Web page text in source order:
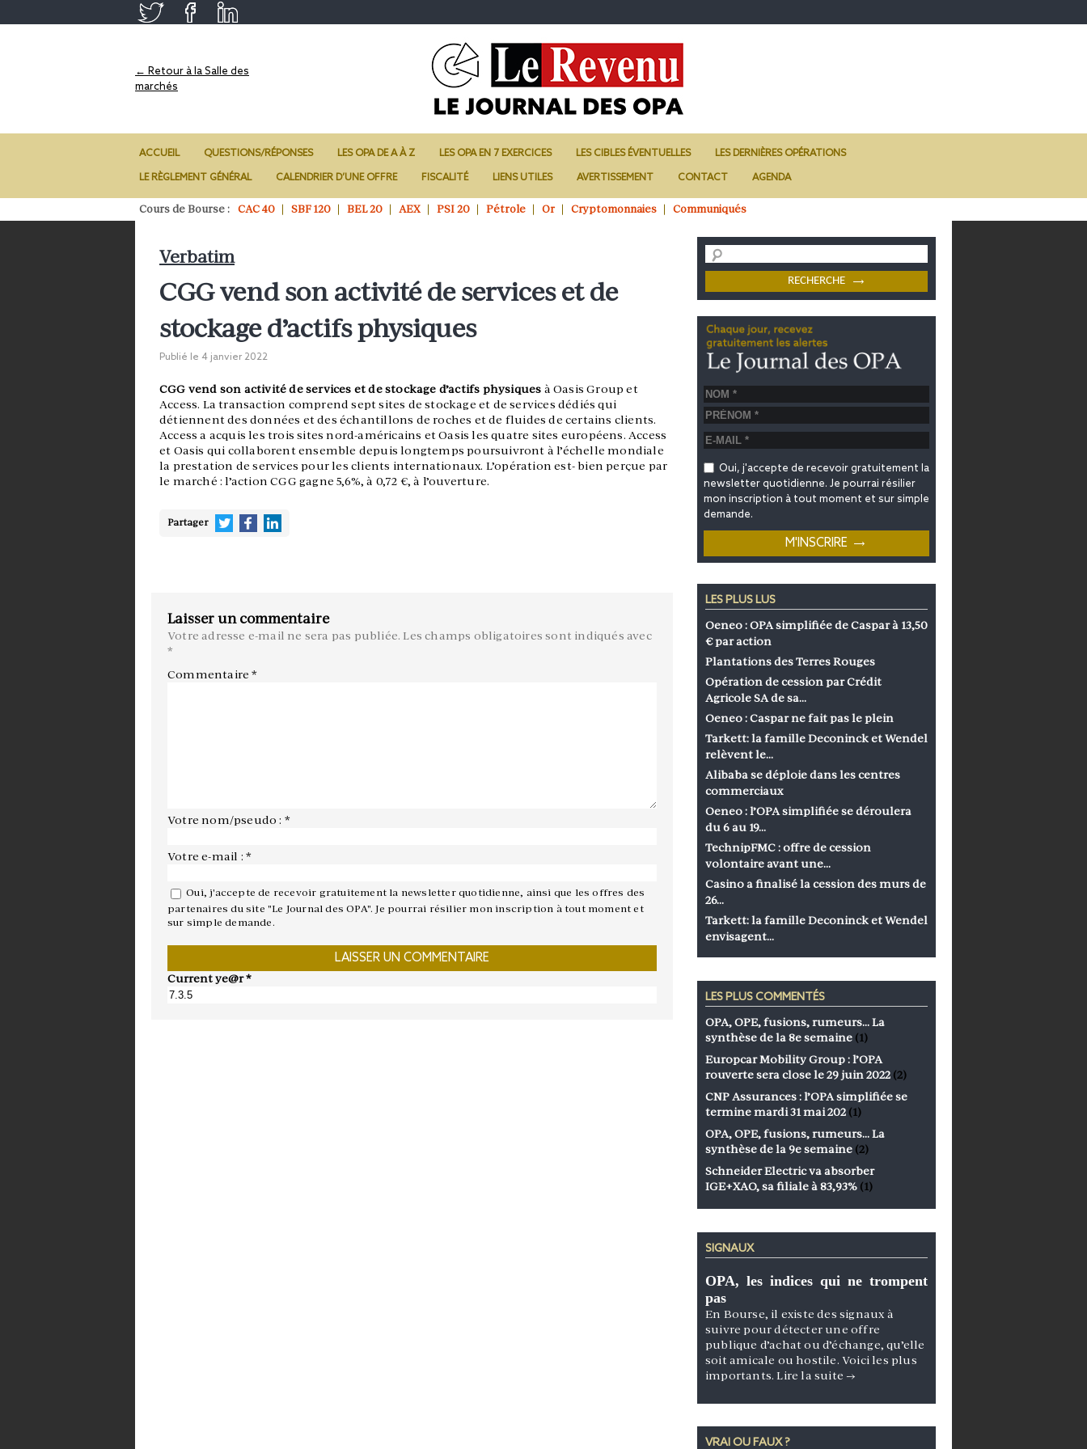
← Retour à la Salle des
marchés
ACCUEIL QUESTIONS/RÉPONSES LES OPA DE A À Z LES OPA EN 7 EXERCICES LES CIBLES ÉVENTUELLES LES DERNIÈRES OPÉRATIONS
LE RÈGLEMENT GÉNÉRAL CALENDRIER D’UNE OFFRE FISCALITÉ LIENS UTILES AVERTISSEMENT CONTACT AGENDA
Cours de Bourse : CAC 40 SBF 120 BEL 20 AEX PSI 20 Pétrole Or Cryptomonnaies Communiqués
Verbatim
CGG vend son activité de services et de
stockage d’actifs physiques
Publié le 4 janvier 2022
CGG vend son activité de services et de stockage d’actifs physiques à Oasis Group et
Access. La transaction comprend sept sites de stockage et de services dédiés qui
détiennent des données et des échantillons de roches et de fluides de certains clients.
Access a acquis les trois sites nord-américains et Oasis les quatre sites européens. Access
et Oasis qui collaborent ensemble depuis longtemps poursuivront à l’échelle mondiale
la prestation de services pour les clients internationaux. L’opération est- bien perçue par
le marché : l’action CGG gagne 5,6%, à 0,72 €, à l’ouverture.
Partager
Laisser un commentaire
Votre adresse e-mail ne sera pas publiée. Les champs obligatoires sont indiqués avec
*
Commentaire*
Votre nom/pseudo : *
Votre e-mail : *
Oui, j'accepte de recevoir gratuitement la newsletter quotidienne, ainsi que les offres des
partenaires du site "Le Journal des OPA". Je pourrai résilier mon inscription à tout moment et
sur simple demande.
Current ye@r*
Oui, j'accepte de recevoir gratuitement la
newsletter quotidienne. Je pourrai résilier
mon inscription à tout moment et sur simple
demande.
LES PLUS LUS
Oeneo : OPA simplifiée de Caspar à 13,50
€ par action
Plantations des Terres Rouges
Opération de cession par Crédit
Agricole SA de sa…
Oeneo : Caspar ne fait pas le plein
Tarkett: la famille Deconinck et Wendel
relèvent le…
Alibaba se déploie dans les centres
commerciaux
Oeneo : l’OPA simplifiée se déroulera
du 6 au 19…
TechnipFMC : offre de cession
volontaire avant une…
Casino a finalisé la cession des murs de
26…
Tarkett: la famille Deconinck et Wendel
envisagent…
LES PLUS COMMENTÉS
OPA, OPE, fusions, rumeurs… La
synthèse de la 8e semaine (1)
Europcar Mobility Group : l’OPA
rouverte sera close le 29 juin 2022 (2)
CNP Assurances : l’OPA simplifiée se
termine mardi 31 mai 202 (1)
OPA, OPE, fusions, rumeurs… La
synthèse de la 9e semaine (2)
Schneider Electric va absorber
IGE+XAO, sa filiale à 83,93% (1)
SIGNAUX
OPA, les indices qui ne trompent
pas
En Bourse, il existe des signaux à
suivre pour détecter une offre
publique d’achat ou d’échange, qu’elle
soit amicale ou hostile. Voici les plus
importants.Lire la suite →
VRAI OU FAUX ?